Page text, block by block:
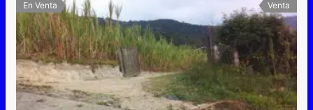
En Venta Venta